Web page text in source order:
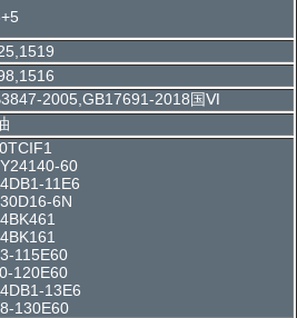
2005,GB17691-2018国Ⅵ
60
11E6
6N
115E60
120E60
13E6
130E60